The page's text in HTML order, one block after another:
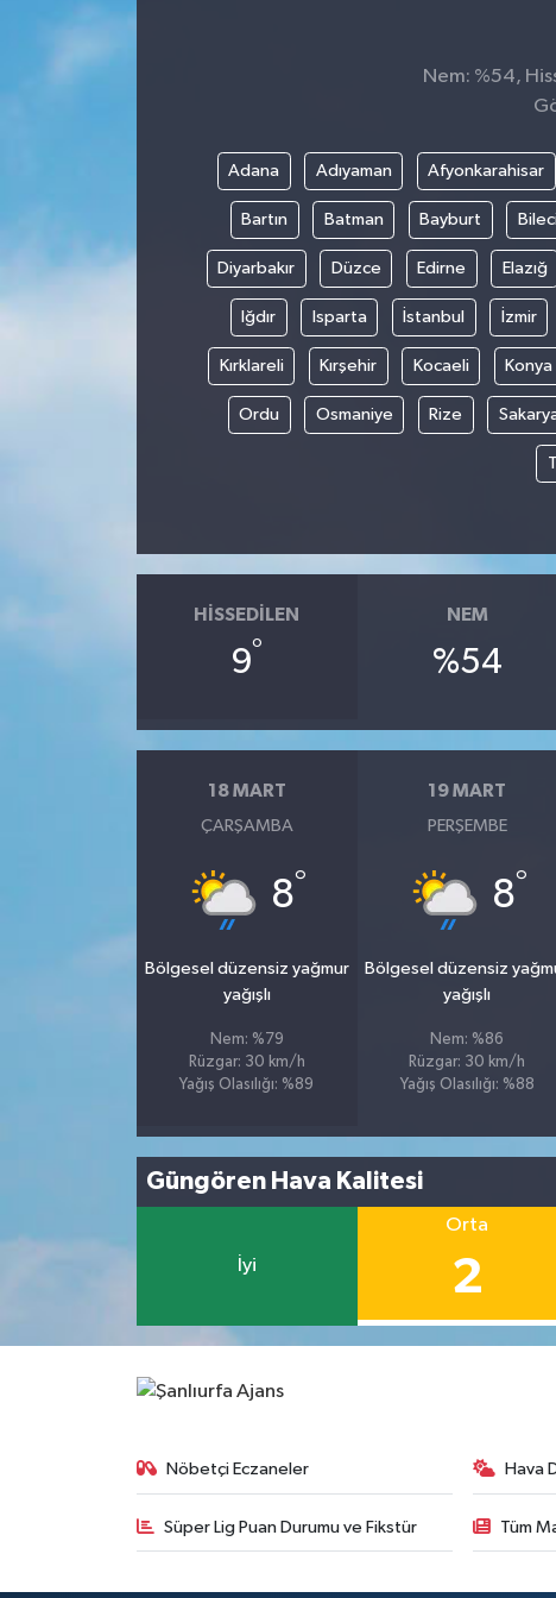
Nem: %54,
Adana Adıyaman Afyonkarahisar
Bartın Batman Bayburt
Diyarbakır Düzce Edirne Elazığ
Iğdır Isparta İstanbul İzmir
Kırklareli Kırşehir Kocaeli Konya
Ordu Osmaniye Rize
HISSEDILEN
9°
NEM
%54
18 MART
ÇARŞAMBA
8°
Bölgesel düzensiz yağmur
yağışlı
Nem: %79
Rüzgar: 30 km/h
Yağış Olasılığı: %89
19 MART
PERŞEMBE
8°
Bölgesel düzensiz
yağışlı
Nem: %86
Rüzgar: 30 km/h
Yağış Olasılığı: %88
Güngören Hava Kalitesi
İyi
Orta
2
Nöbetçi Eczaneler Hava
Süper Lig Puan Durumu ve Fikstür Tüm